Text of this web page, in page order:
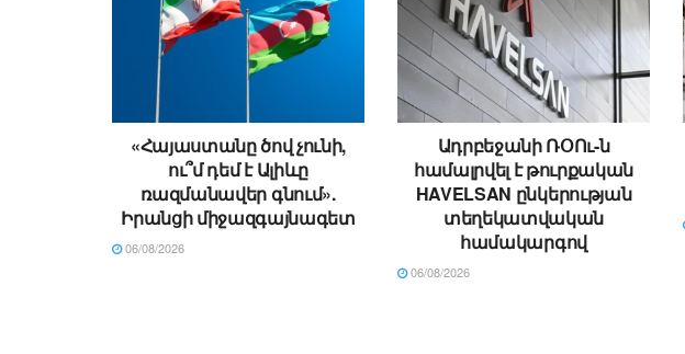
«Հայաստանը ծով չունի,
ու՞մ դեմ է Ալիևը
ռազմանավեր գնում».
Իրանցի միջազգայնագետ
06/08/2026
Ադրբեջանի ՌՕՈւ-ն
համալրվել է թուրքական
HAVELSAN ընկերության
տեղեկատվական
համակարգով
06/08/2026